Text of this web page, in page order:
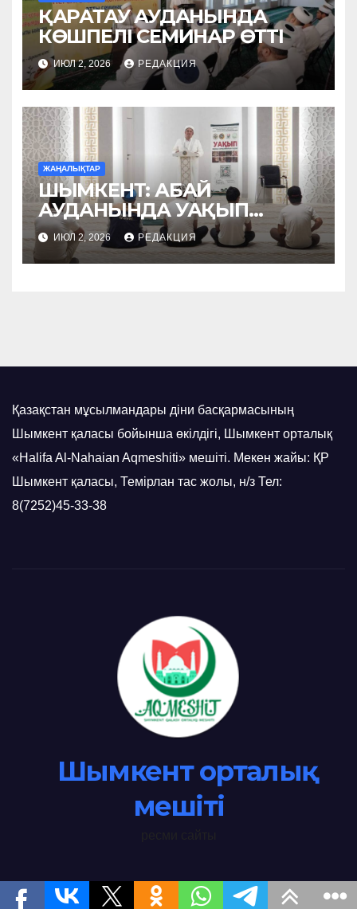
ҚАРАТАУ АУДАНЫНДА
КӨШПЕЛІ СЕМИНАР ӨТТІ
ИЮЛ 2, 2026 РЕДАКЦИЯ
ЖАҢАЛЫҚТАР
ШЫМКЕНТ: АБАЙ
АУДАНЫНДА УАҚЫП
НАСИХАТТАЛДЫ
ИЮЛ 2, 2026 РЕДАКЦИЯ
Қазақстан мұсылмандары діни басқармасының
Шымкент қаласы бойынша өкілдігі, Шымкент орталық
«Halifa Al-Nahaian Aqmeshiti» мешіті. Мекен жайы: ҚР
Шымкент қаласы, Темірлан тас жолы, н/з Тел:
8(7252)45-33-38
Шымкент орталық
мешіті